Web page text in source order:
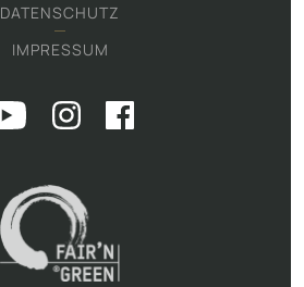
DATENSCHUTZ
IMPRESSUM